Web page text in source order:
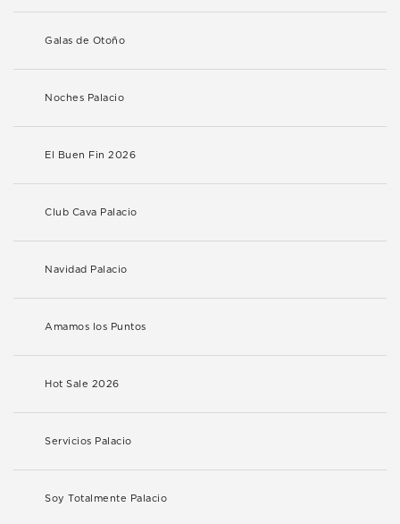
Galas de Otoño
Noches Palacio
El Buen Fin 2026
Club Cava Palacio
Navidad Palacio
Amamos los Puntos
Hot Sale 2026
Servicios Palacio
Soy Totalmente Palacio